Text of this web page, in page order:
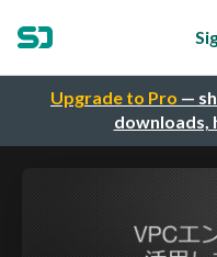
Upgrade to Pro —
downloads,